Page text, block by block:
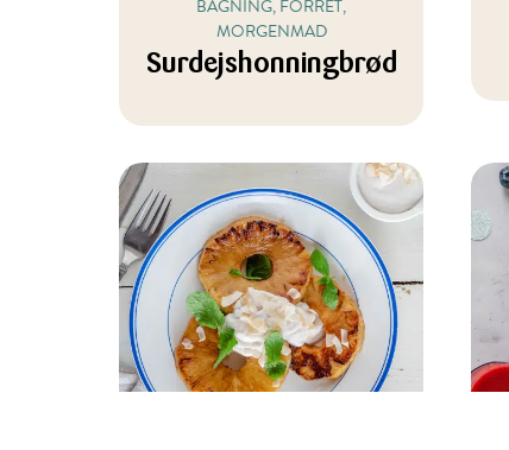
BAGNING, FORRET,
MORGENMAD
Surdejshonningbrød